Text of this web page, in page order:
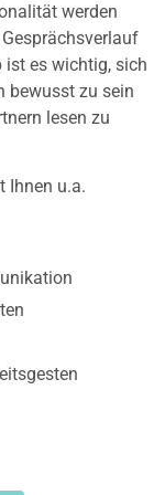
werden
ist es wichtig, sich
bewusst zu sein
lesen zu
Ihnen u.a.